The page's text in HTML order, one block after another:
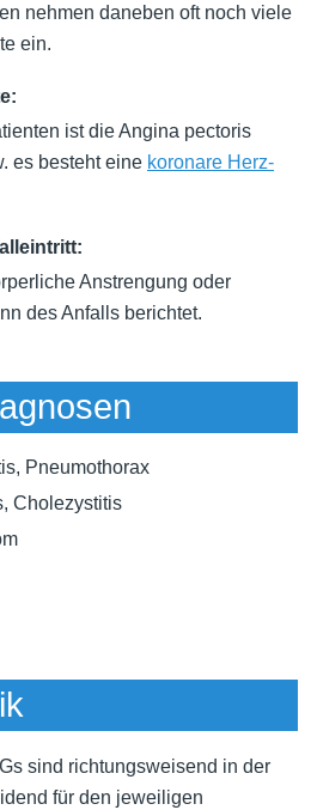
nehmen daneben oft noch viele
ein.
ist die Angina pectoris
es besteht eine koronare Herz-
Anstrengung oder
des Anfalls berichtet.
Pneumothorax
Cholezystitis
sind richtungsweisend in der
für den jeweiligen